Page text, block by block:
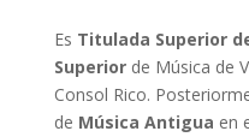
Es Titulada Superior
Superiorde Música de
Consol Rico.
de Música Antigua en